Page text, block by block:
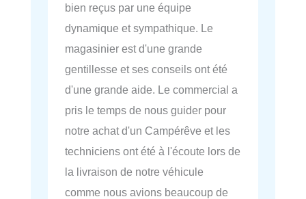
bien reçus par une équipe
dynamique et sympathique. Le
magasinier est d'une grande
gentillesse et ses conseils ont été
d'une grande aide. Le commercial a
pris le temps de nous guider pour
notre achat d'un Campérêve et les
techniciens ont été à l'écoute lors de
la livraison de notre véhicule
comme nous avions beaucoup de